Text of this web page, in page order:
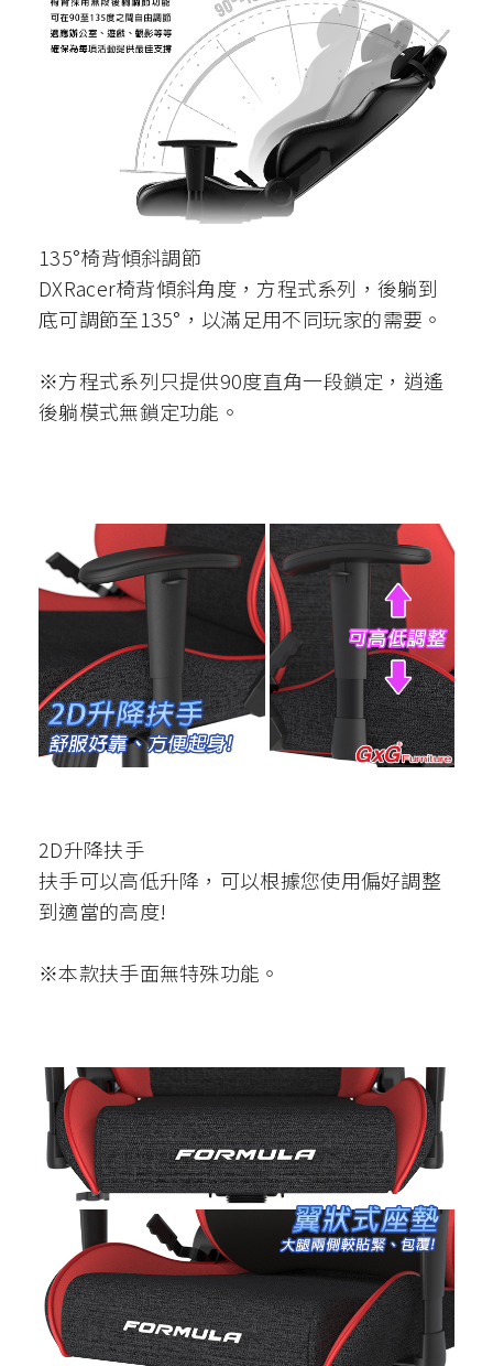
135°椅背傾斜調節
DXRacer椅背傾斜角度，方程式系列，後躺到
底可調節至135°，以滿足用不同玩家的需要。
※方程式系列只提供90度直角一段鎖定，逍遙
後躺模式無鎖定功能。
2D升降扶手
扶手可以高低升降，可以根據您使用偏好調整
到適當的高度!
※本款扶手面無特殊功能。